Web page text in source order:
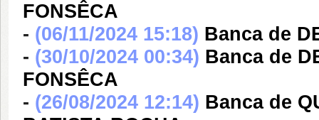
FONSÊCA
- (06/11/2024 15:18) Banca de
- (30/10/2024 00:34) Banca de
FONSÊCA
- (26/08/2024 12:14) Banca de